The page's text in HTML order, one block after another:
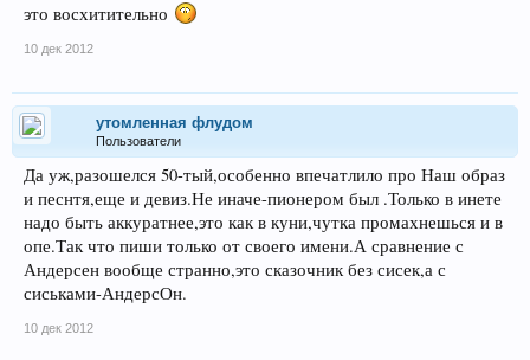
это восхитительно
10 дек 2012
утомленная флудом
Пользователи
Да уж,разошелся 50-тый,особенно впечатлило про Наш образ
и песнтя,еще и девиз.Не иначе-пионером был .Только в инете
надо быть аккуратнее,это как в куни,чутка промахнешься и в
опе.Так что пиши только от своего имени.А сравнение с
Андерсен вообще странно,это сказочник без сисек,а с
сиськами-АндерсОн.
10 дек 2012